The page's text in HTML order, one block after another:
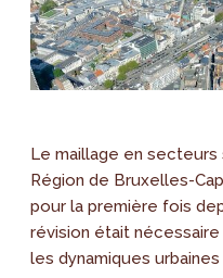
Le maillage en
Région de Bruxelles-
pour la première fois
révision était
les dynamiques